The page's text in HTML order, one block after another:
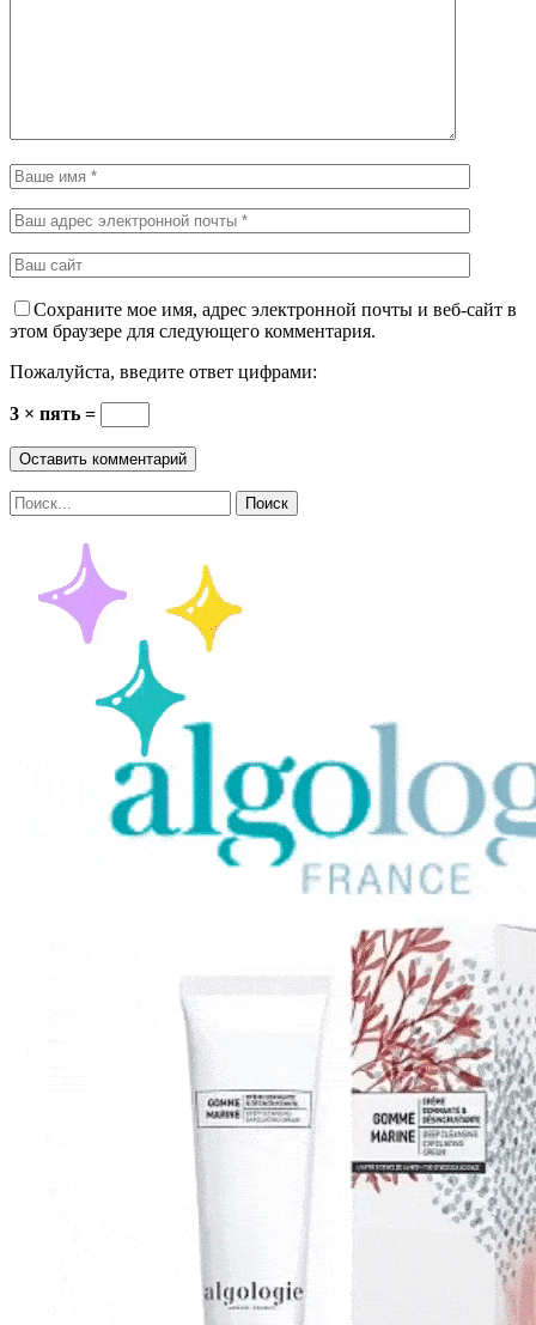
Сохраните мое имя, адрес электронной почты и веб-сайт в
этом браузере для следующего комментария.
Пожалуйста, введите ответ цифрами:
3 × пять =